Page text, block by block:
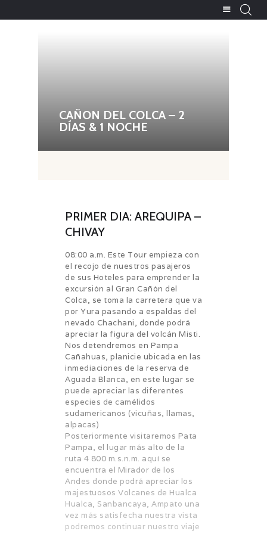
TOURS Y PAQUETES
CAÑON DEL COLCA – 2
DÍAS & 1 NOCHE
PRIMER DIA: AREQUIPA –
CHIVAY
08:00 a.m. Este Tour empieza con
el recojo de nuestros pasajeros
de sus Hoteles para emprender la
excursión al Gran Cañón del
Colca, se toma la carretera que va
por Yura pasando a espaldas del
nevado Chachani, donde podrá
apreciar la figura del volcán Misti.
Nos detendremos en Pampa
Cañahuas, planicie ubicada en las
inmediaciones de la reserva de
Aguada Blanca, en este lugar se
puede apreciar las diferentes
especies de camélidos
sudamericanos (vicuñas, llamas,
alpacas)
Posteriormente visitaremos Pata
Pampa, el lugar más alto de la
ruta 4 800 m.s.n.m. aquí se
encuentra el Mirador de los
Andes donde podrá apreciar los
majestuosos Volcanes de Hualca
Hualca, Sanbancaya, Ampato una
vez más satisfecha nuestra vista
podremos continuar nuestro viaje